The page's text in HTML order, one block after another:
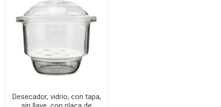
Desecador, vidrio, con tapa,